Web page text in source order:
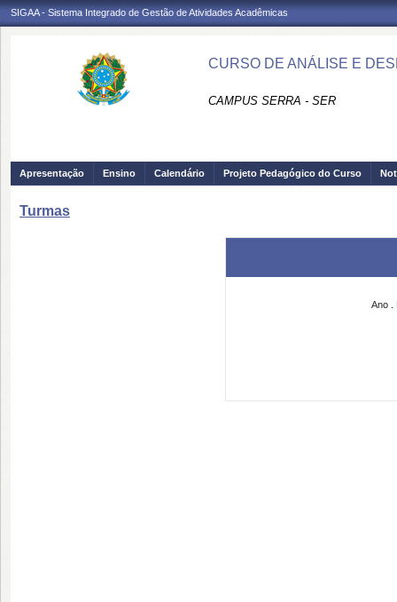
SIGAA - Sistema Integrado de Gestão de Atividades Acadêmicas
CURSO DE ANÁLISE E
CAMPUS SERRA - SER
Apresentação Ensino Calendário Projeto Pedagógico do Curso
Turmas
Ano